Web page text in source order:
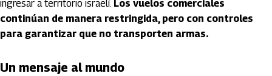
ingresar a territorio israelí. Los vuelos comerciales
continúan de manera restringida, pero con controles
para garantizar que no transporten armas.
Un mensaje al mundo